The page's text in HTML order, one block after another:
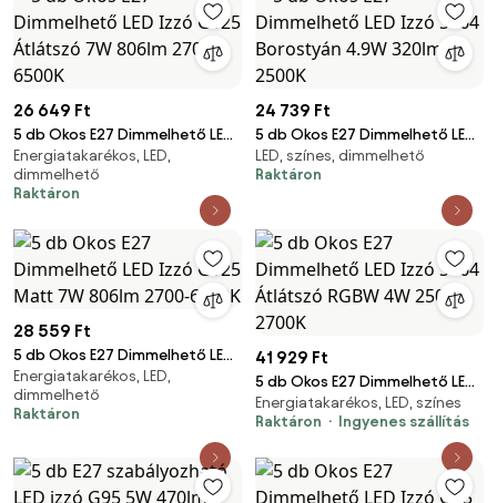
26 649 Ft
5 db Okos E27 Dimmelhető LED
Izzó G125 Átlátszó 7W 806lm
2700-6500K
Energiatakarékos, LED,
dimmelhető
Raktáron
24 739 Ft
5 db Okos E27 Dimmelhető LED
Izzó ST64 Borostyán 4.9W
320lm 2500K
LED, színes, dimmelhető
Raktáron
28 559 Ft
5 db Okos E27 Dimmelhető LED
Izzó G125 Matt 7W 806lm
2700-6500K
Energiatakarékos, LED,
dimmelhető
Raktáron
41 929 Ft
5 db Okos E27 Dimmelhető LED
Izzó ST64 Átlátszó RGBW 4W
250lm 2700K
Energiatakarékos, LED, színes
Raktáron
Ingyenes szállítás